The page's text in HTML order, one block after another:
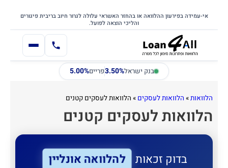
לתוכן
דלג לתוכן הראשי
אי-עמידה בפירעון ההלוואה או בהחזר האשראי עלולה לגרור חיוב בריבית פיגורים
והליכי הוצאה לפועל.
בנק ישראל3.50%פריים5.00%
הלוואות» הלוואות לעסקים » הלוואות לעסקים קטנים
הלוואות לעסקים קטנים
בדוק זכאות להלוואה אונליין